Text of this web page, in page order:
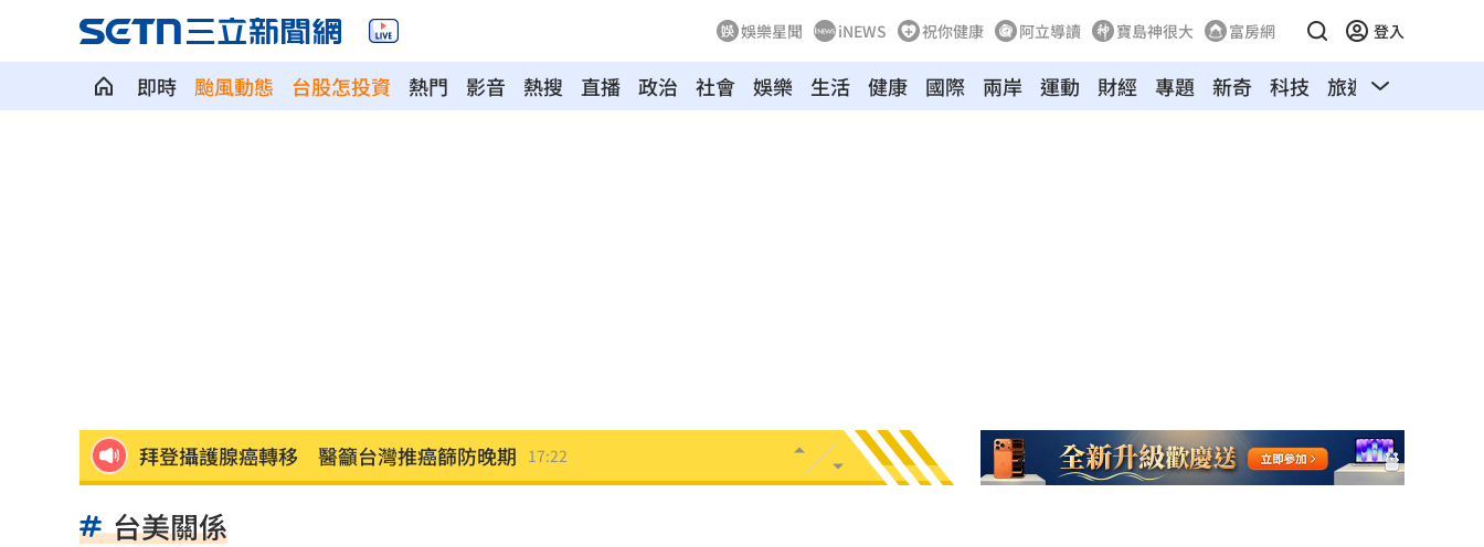
娛樂星聞 iNEWS 祝你健康 阿立導讀 寶島神很大 富房網 登入
即時 颱風動態 台股怎投資 熱門 影音 熱搜 直播 政治 社會 娛樂 生活 健康 國際 兩岸 運動 財經 專題 新奇 科技 旅遊 汽車
拜登攝護腺癌轉移 醫籲台灣推癌篩防晚期 17:22
DRAM供需吃緊到2030年！高盛說話了
台美關係